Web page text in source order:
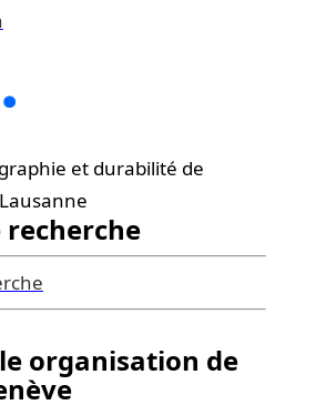
et durabilité de
recherche
organisation de